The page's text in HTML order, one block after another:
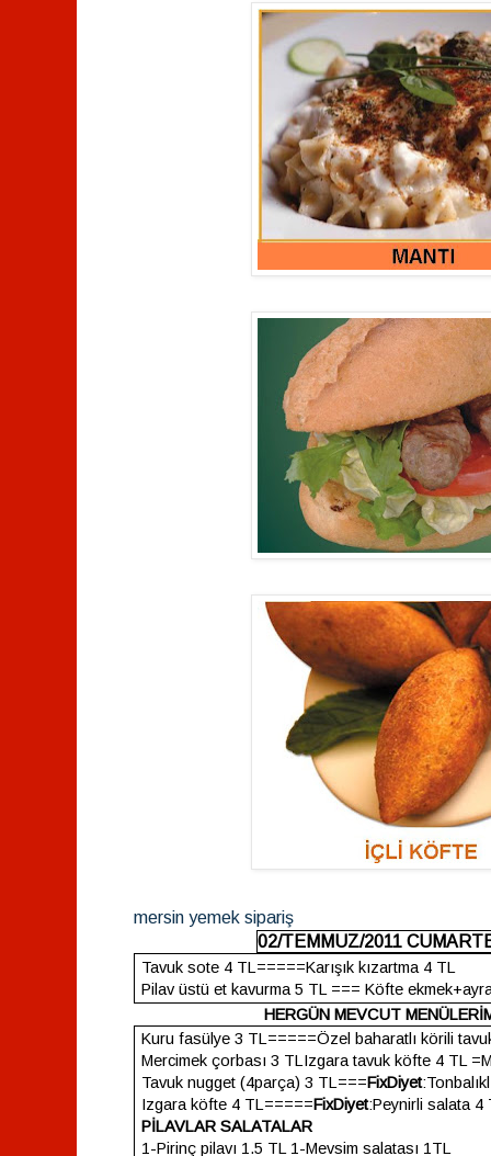
mersin yemek sipariş
02/TEMMUZ/2011
Tavuk sote 4 TL=====Karışık kızartma 4 TL
Pilav üstü et kavurma 5 TL === Köfte
HERGÜN MEVCUT
Kuru fasülye 3 TL=====Özel baharatlı körili
Mercimek çorbası 3 TLIzgara tavuk köfte 4 TL
Tavuk nugget (4parça) 3 TL===FixDiyet
Izgara köfte 4 TL=====FixDiyet:Peynirli salata 4
PİLAVLAR SALATALAR
1-Pirinç pilavı 1.5 TL 1-Mevsim salatası 1TL